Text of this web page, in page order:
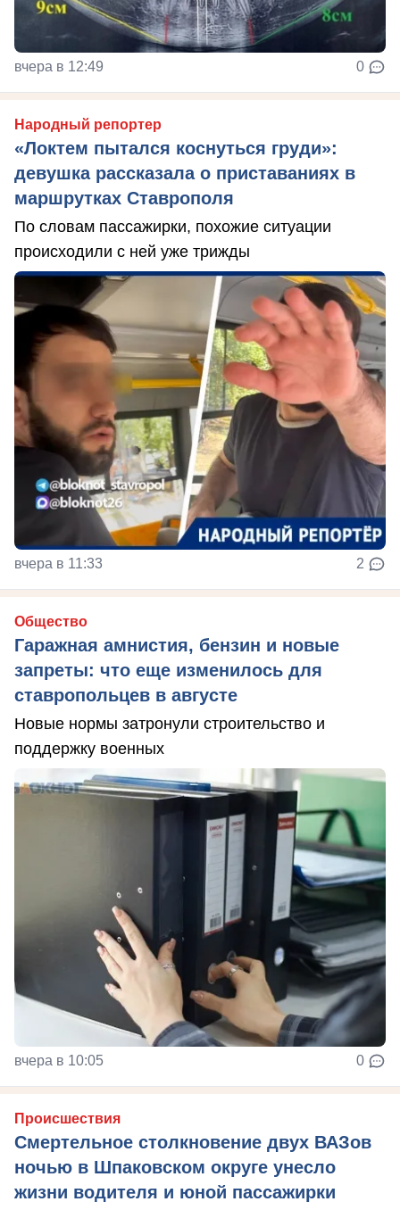
вчера в 12:49 0
Народный репортер
«Локтем пытался коснуться груди»:
девушка рассказала о приставаниях в
маршрутках Ставрополя
По словам пассажирки, похожие ситуации
происходили с ней уже трижды
вчера в 11:33 2
Общество
Гаражная амнистия, бензин и новые
запреты: что еще изменилось для
ставропольцев в августе
Новые нормы затронули строительство и
поддержку военных
вчера в 10:05 0
Происшествия
Смертельное столкновение двух ВАЗов
ночью в Шпаковском округе унесло
жизни водителя и юной пассажирки